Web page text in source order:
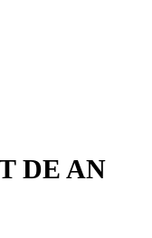
DE AN